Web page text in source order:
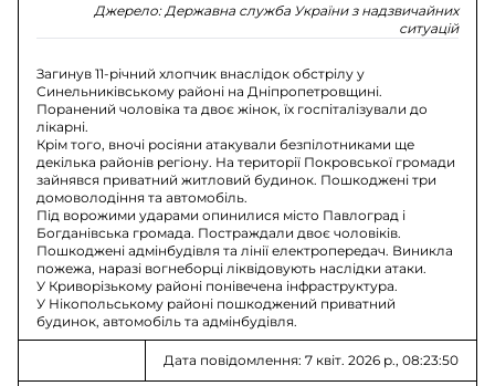
Джерело: Державна служба України з надзвичайних
ситуацій
Загинув 11-річний хлопчик внаслідок обстрілу у
Синельниківському районі на Дніпропетровщині.
Поранений чоловіка та двоє жінок, їх госпіталізували до
лікарні.
Крім того, вночі росіяни атакували безпілотниками ще
декілька районів регіону. На території Покровської громади
зайнявся приватний житловий будинок. Пошкоджені три
домоволодіння та автомобіль.
Під ворожими ударами опинилися місто Павлоград і
Богданівська громада. Постраждали двоє чоловіків.
Пошкоджені адмінбудівля та лінії електропередач. Виникла
пожежа, наразі вогнеборці ліквідовують наслідки атаки.
У Криворізькому районі понівечена інфраструктура.
У Нікопольському районі пошкоджений приватний
будинок, автомобіль та адмінбудівля.
Дата повідомлення: 7 квіт. 2026 р., 08:23:50